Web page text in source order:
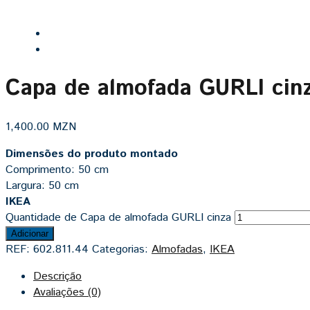
Capa de almofada GURLI
1,400.00 MZN
Dimensões do produto montado
Comprimento: 50 cm
Largura: 50 cm
IKEA
Quantidade de Capa de almofada GURLI cinza
Adicionar
REF: 602.811.44 Categorias: Almofadas, IKEA
Descrição
Avaliações (0)